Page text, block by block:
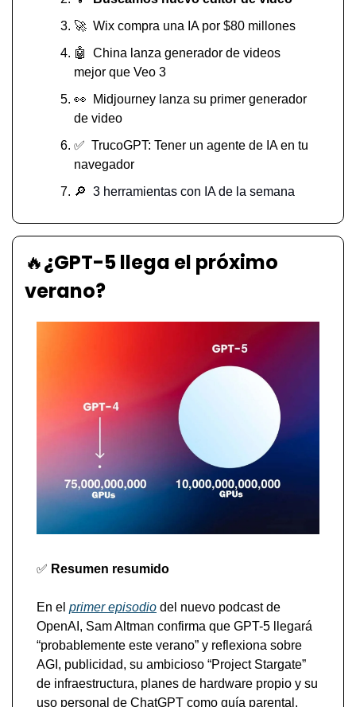
🚀
  Wix compra una IA por $80 millones
🤖
  China lanza generador de videos
mejor que Veo 3
👀
  Midjourney lanza su primer generador
de video
✅
  TrucoGPT: Tener un agente de IA en tu
navegador
🔎 3 herramientas con IA de la semana
🔥¿GPT-5 llega el próximo
verano?
✅ Resumen resumido
En el primer episodio del nuevo podcast de
OpenAI, Sam Altman confirma que GPT-5 llegará
“probablemente este verano” y reflexiona sobre
AGI, publicidad, su ambicioso “Project Stargate”
de infraestructura, planes de hardware propio y su
uso personal de ChatGPT como guía parental.